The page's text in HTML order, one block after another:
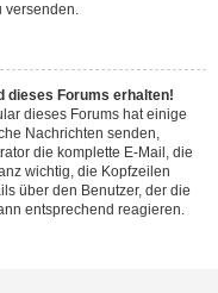
versenden.
dieses Forums erhalten!
dieses Forums hat einige
Nachrichten senden,
die komplette E-Mail, die
wichtig, die Kopfzeilen
über den Benutzer, der die
entsprechend reagieren.